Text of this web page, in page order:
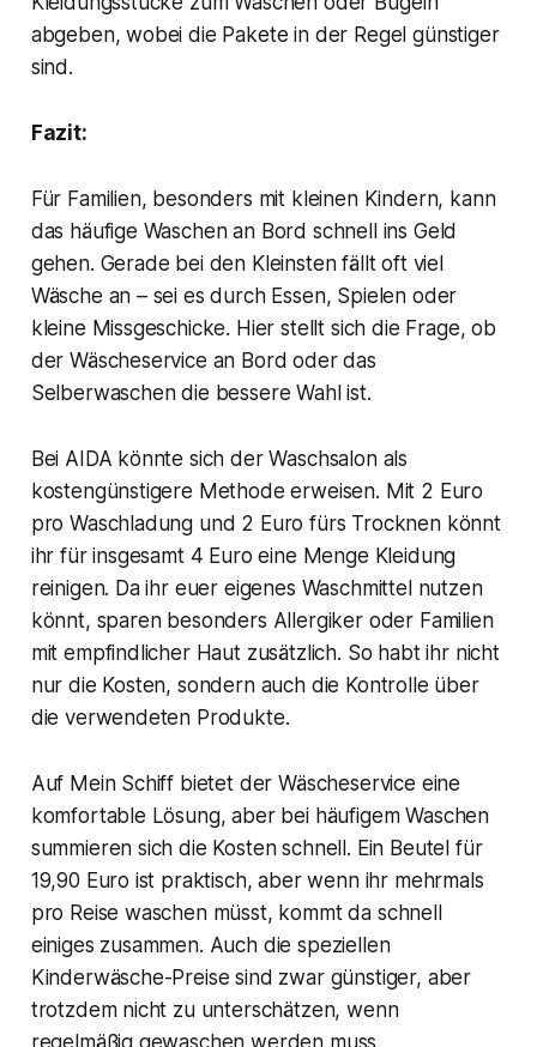
abgeben, wobei die Pakete in der Regel günstiger
sind.
Fazit:
Für Familien, besonders mit kleinen Kindern, kann
das häufige Waschen an Bord schnell ins Geld
gehen. Gerade bei den Kleinsten fällt oft viel
Wäsche an – sei es durch Essen, Spielen oder
kleine Missgeschicke. Hier stellt sich die Frage, ob
der Wäscheservice an Bord oder das
Selberwaschen die bessere Wahl ist.
Bei AIDA könnte sich der Waschsalon als
kostengünstigere Methode erweisen. Mit 2 Euro
pro Waschladung und 2 Euro fürs Trocknen könnt
ihr für insgesamt 4 Euro eine Menge Kleidung
reinigen. Da ihr euer eigenes Waschmittel nutzen
könnt, sparen besonders Allergiker oder Familien
mit empfindlicher Haut zusätzlich. So habt ihr nicht
nur die Kosten, sondern auch die Kontrolle über
die verwendeten Produkte.
Auf Mein Schiff bietet der Wäscheservice eine
komfortable Lösung, aber bei häufigem Waschen
summieren sich die Kosten schnell. Ein Beutel für
19,90 Euro ist praktisch, aber wenn ihr mehrmals
pro Reise waschen müsst, kommt da schnell
einiges zusammen. Auch die speziellen
Kinderwäsche-Preise sind zwar günstiger, aber
trotzdem nicht zu unterschätzen, wenn